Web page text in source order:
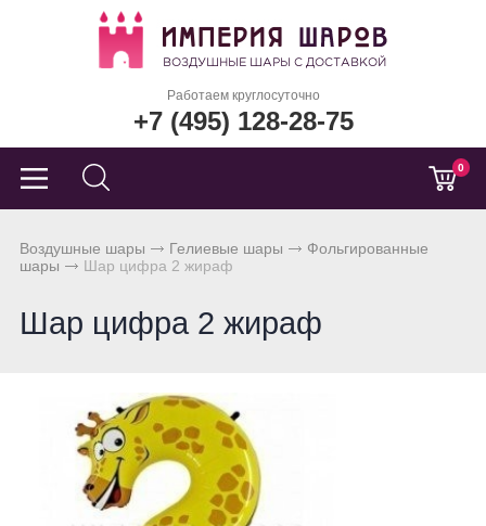
Работаем круглосуточно
+7 (495) 128-28-75
0
Воздушные шары Гелиевые шары
Фольгированные
шары
Шар цифра 2 жираф
Шар цифра 2 жираф